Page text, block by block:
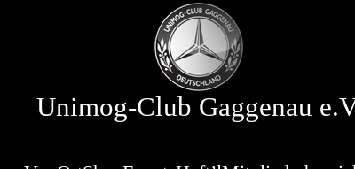
Unimog-Club Gaggenau